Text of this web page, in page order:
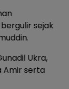
sejak
Ukra,
Amir serta